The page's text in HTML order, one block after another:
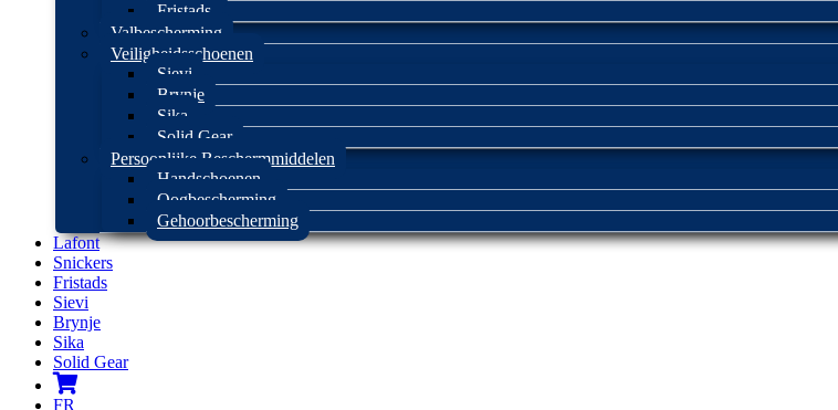
Fristads
Valbescherming
Veiligheidsschoenen
Sievi
Brynje
Sika
Solid Gear
Persoonlijke Beschermmiddelen
Handschoenen
Oogbescherming
Gehoorbescherming
Lafont
Snickers
Fristads
Sievi
Brynje
Sika
Solid Gear
FR